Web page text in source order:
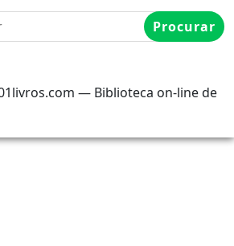
Procurar
— Biblioteca on-line de